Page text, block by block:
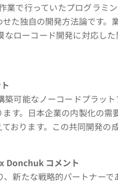
業で行っていたプログラ
た独自の開発方法論です
ローコード開発に対応し
可能なノーコードプラッ
す。日本企業の内製化の
おります。この共同開発
Donchuk コメント
新たな戦略的パートナー